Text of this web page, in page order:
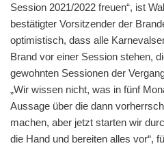
Session 2021/2022 freuen“, ist
bestätigter Vorsitzender der
optimistisch, dass alle
Brand vor einer Session stehen,
gewohnten Sessionen der
„Wir wissen nicht, was in fünf
Aussage über die dann
machen, aber jetzt starten wir
die Hand und bereiten alles vor“,